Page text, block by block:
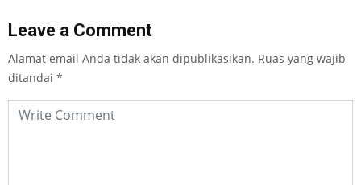
Leave a Comment
Alamat email Anda tidak akan dipublikasikan. Ruas yang wajib
ditandai *